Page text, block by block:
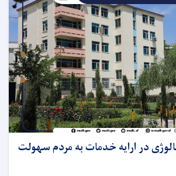
در ارایه خدمات به مردم سهولت